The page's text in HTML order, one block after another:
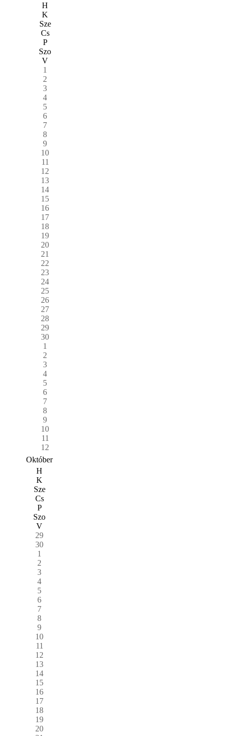
H
K
Sze
Cs
P
Szo
V
1
2
3
4
5
6
7
8
9
10
11
12
13
14
15
16
17
18
19
20
21
22
23
24
25
26
27
28
29
30
1
2
3
4
5
6
7
8
9
10
11
12
Október
H
K
Sze
Cs
P
Szo
V
29
30
1
2
3
4
5
6
7
8
9
10
11
12
13
14
15
16
17
18
19
20